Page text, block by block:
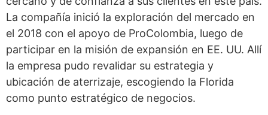
La compañía inició la exploración del mercado en
el 2018 con el apoyo de ProColombia, luego de
participar en la misión de expansión en EE. UU. Allí
la empresa pudo revalidar su estrategia y
ubicación de aterrizaje, escogiendo la Florida
como punto estratégico de negocios.